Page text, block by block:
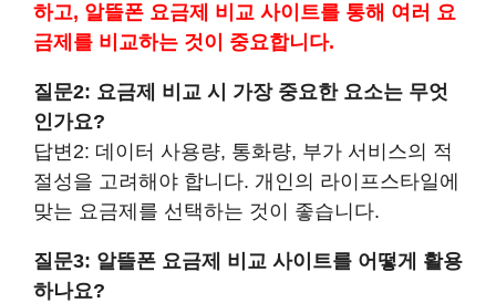
하고, 알뜰폰 요금제 비교 사이트를 통해 여러 요
금제를 비교하는 것이 중요합니다.
질문2: 요금제 비교 시 가장 중요한 요소는 무엇
인가요?
답변2: 데이터 사용량, 통화량, 부가 서비스의 적
절성을 고려해야 합니다. 개인의 라이프스타일에
맞는 요금제를 선택하는 것이 좋습니다.
질문3: 알뜰폰 요금제 비교 사이트를 어떻게 활용
하나요?